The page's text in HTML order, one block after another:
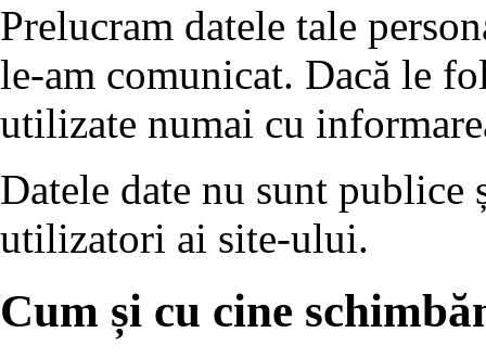
Prelucram datele tale
le-am comunicat. Dacă le
utilizate numai cu
Datele date nu sunt
utilizatori ai site-ului.
Cum și cu cine